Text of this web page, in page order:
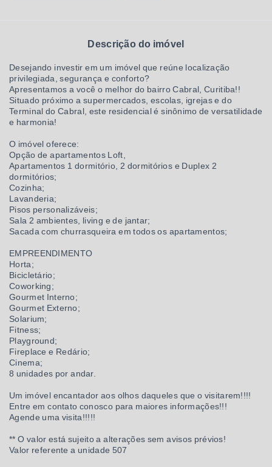
Descrição do imóvel
Desejando investir em um imóvel que reúne localização
privilegiada, segurança e conforto?
Apresentamos a você o melhor do bairro Cabral, Curitiba!!
Situado próximo a supermercados, escolas, igrejas e do
Terminal do Cabral, este residencial é sinônimo de versatilidade
e harmonia!
O imóvel oferece:
Opção de apartamentos Loft,
Apartamentos 1 dormitório, 2 dormitórios e Duplex 2
dormitórios;
Cozinha;
Lavanderia;
Pisos personalizáveis;
Sala 2 ambientes, living e de jantar;
Sacada com churrasqueira em todos os apartamentos;
EMPREENDIMENTO
Horta;
Bicicletário;
Coworking;
Gourmet Interno;
Gourmet Externo;
Solarium;
Fitness;
Playground;
Fireplace e Redário;
Cinema;
8 unidades por andar.
Um imóvel encantador aos olhos daqueles que o visitarem!!!!
Entre em contato conosco para maiores informações!!!
Agende uma visita!!!!!
** O valor está sujeito a alterações sem avisos prévios!
Valor referente a unidade 507